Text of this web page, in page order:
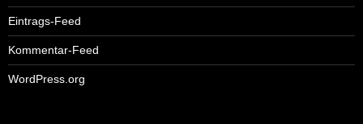
Eintrags-Feed
Kommentar-Feed
WordPress.org